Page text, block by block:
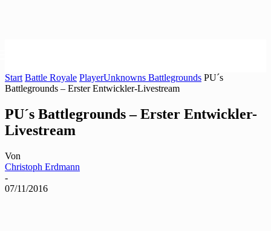
Start Battle Royale PlayerUnknowns Battlegrounds PU´s
Battlegrounds – Erster Entwickler-Livestream
PU´s Battlegrounds – Erster Entwickler-
Livestream
Von
Christoph Erdmann
-
07/11/2016